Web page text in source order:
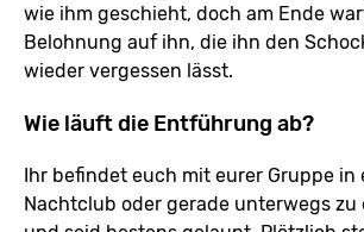
wie ihm geschieht, doch am Ende
Belohnung auf ihn, die ihn den
wieder vergessen lässt.
Wie läuft die Entführung ab?
Ihr befindet euch mit eurer Gruppe in
Nachtclub oder gerade unterwegs zu